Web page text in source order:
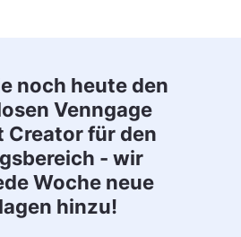
noch heute den
Venngage
Creator für den
- wir
Woche neue
hinzu!